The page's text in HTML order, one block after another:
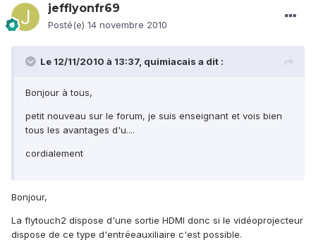
jefflyonfr69
Posté(e) 14 novembre 2010
Le 12/11/2010 à 13:37, quimiacais a dit :
Bonjour à tous,
petit nouveau sur le forum, je suis enseignant et vois bien
tous les avantages d'u....
cordialement
Bonjour,
La flytouch2 dispose d'une sortie HDMI donc si le vidéoprojecteur
dispose de ce type d'entréeauxiliaire c'est possible.